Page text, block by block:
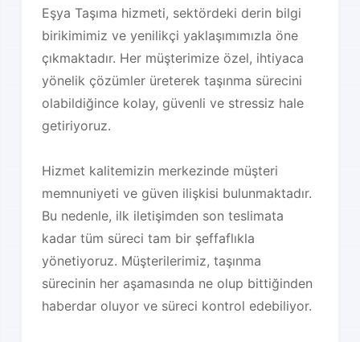
Eşya Taşıma hizmeti, sektördeki derin bilgi
birikimimiz ve yenilikçi yaklaşımımızla öne
çıkmaktadır. Her müşterimize özel, ihtiyaca
yönelik çözümler üreterek taşınma sürecini
olabildiğince kolay, güvenli ve stressiz hale
getiriyoruz.
Hizmet kalitemizin merkezinde müşteri
memnuniyeti ve güven ilişkisi bulunmaktadır.
Bu nedenle, ilk iletişimden son teslimata
kadar tüm süreci tam bir şeffaflıkla
yönetiyoruz. Müşterilerimiz, taşınma
sürecinin her aşamasında ne olup bittiğinden
haberdar oluyor ve süreci kontrol edebiliyor.